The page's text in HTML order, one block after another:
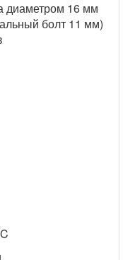
диаметром 16 мм
болт 11 мм)